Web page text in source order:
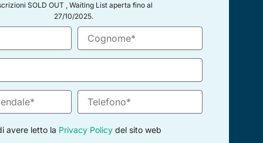
SOLD OUT , Waiting List aperta fino al
27/10/2025.
C
m
T
e
avere letto la Privacy Policydel sito web